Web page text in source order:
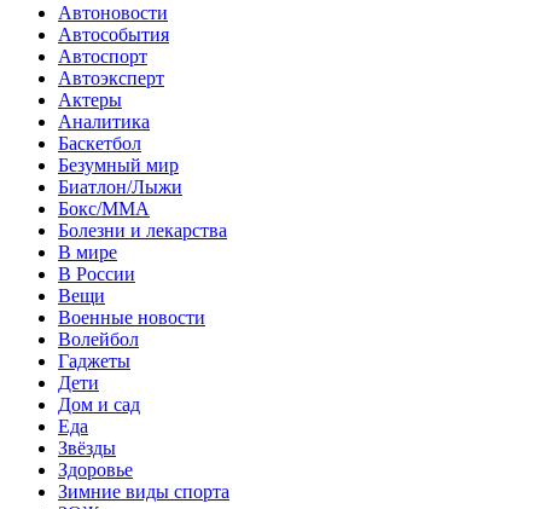
Автоновости
Автособытия
Автоспорт
Автоэксперт
Актеры
Аналитика
Баскетбол
Безумный мир
Биатлон/Лыжи
Бокс/MMA
Болезни и лекарства
В мире
В России
Вещи
Военные новости
Волейбол
Гаджеты
Дети
Дом и сад
Еда
Звёзды
Здоровье
Зимние виды спорта